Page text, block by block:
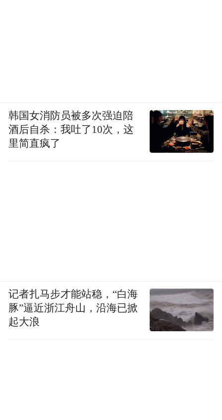
韩国女消防员被多次强迫陪
酒后自杀：我吐了10次，这
里简直疯了
记者扎马步才能站稳，“白海
豚”逼近浙江舟山，沿海已掀
起大浪